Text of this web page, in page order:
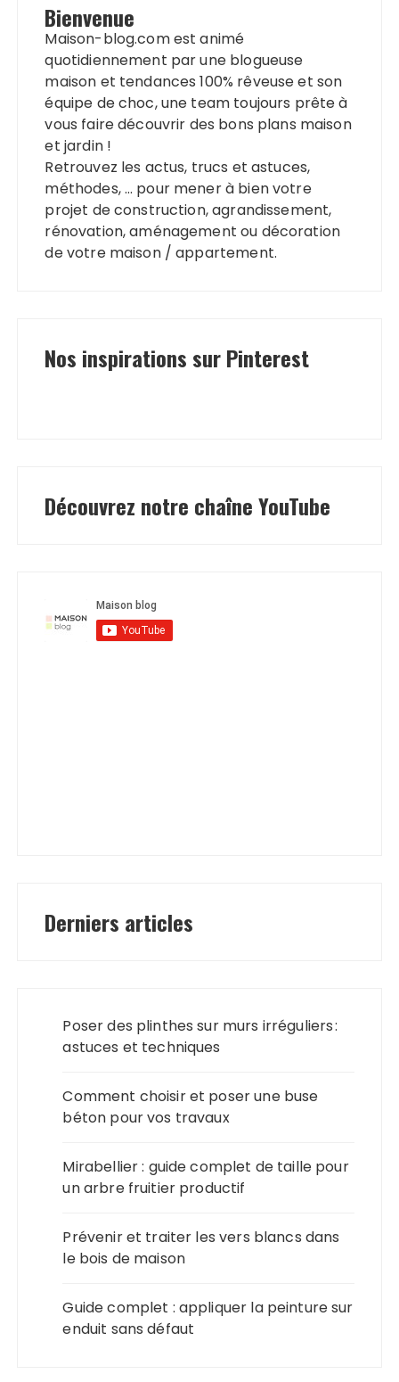
Bienvenue
Maison-blog.com est animé
quotidiennement par une blogueuse
maison et tendances 100% rêveuse et son
équipe de choc, une team toujours prête à
vous faire découvrir des bons plans maison
et jardin !
Retrouvez les actus, trucs et astuces,
méthodes, … pour mener à bien votre
projet de construction, agrandissement,
rénovation, aménagement ou décoration
de votre maison / appartement.
Nos inspirations sur Pinterest
Découvrez notre chaîne YouTube
Derniers articles
Poser des plinthes sur murs irréguliers :
astuces et techniques
Comment choisir et poser une buse
béton pour vos travaux
Mirabellier : guide complet de taille pour
un arbre fruitier productif
Prévenir et traiter les vers blancs dans
le bois de maison
Guide complet : appliquer la peinture sur
enduit sans défaut